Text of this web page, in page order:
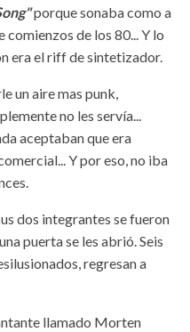
porque sonaba como a
comienzos de los 80... Y lo
era el riff de sintetizador.
un aire mas punk,
no les servía...
aceptaban que era
Y por eso, no iba
dos integrantes se fueron
puerta se les abrió. Seis
regresan a
llamado Morten